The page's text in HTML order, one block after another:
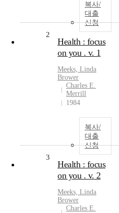
출력
복사/
대출
신청
2
Health : focus
on you . v. 1
Meeks, Linda
Brower
Charles E.
Merrill
1984
복사/
대출
신청
3
Health : focus
on you . v. 2
Meeks, Linda
Brower
Charles E.